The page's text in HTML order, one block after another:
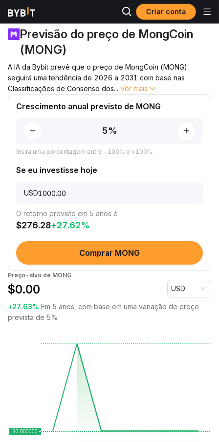
Criar conta
Previsão de preço Previsão de preço de MONG
Previsão do preço de MongCoin
(MONG)
A IA da Bybit prevê que o preço de MongCoin (MONG)
seguirá uma tendência de 2026 a 2031 com base nas
Classificações de Consenso dos... Ver mais
Crescimento anual previsto de MONG
Insira uma porcentagem entre -100% e +100%.
Se eu investisse hoje
USD
O retorno previsto em 5 anos é
$276.28+27.62%
Comprar MONG
Preço-alvo de MONG
$0.00 USD
+27.63% Em 5 anos, com base em uma variação de preço
prevista de 5%